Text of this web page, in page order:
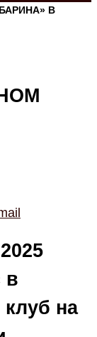
В
в
на